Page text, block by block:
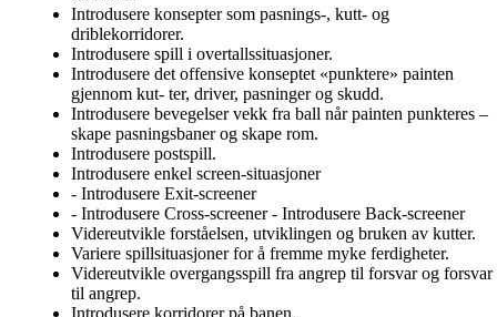
Introdusere konsepter som pasnings-, kutt- og
driblekorridorer.
Introdusere spill i overtallssituasjoner.
Introdusere det offensive konseptet «punktere» painten
gjennom kut- ter, driver, pasninger og skudd.
Introdusere bevegelser vekk fra ball når painten punkteres –
skape pasningsbaner og skape rom.
Introdusere postspill.
Introdusere enkel screen-situasjoner
- Introdusere Exit-screener
- Introdusere Cross-screener - Introdusere Back-screener
Videreutvikle forståelsen, utviklingen og bruken av kutter.
Variere spillsituasjoner for å fremme myke ferdigheter.
Videreutvikle overgangsspill fra angrep til forsvar og forsvar
til angrep.